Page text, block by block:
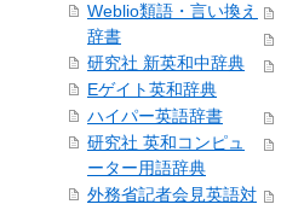
Weblio類語・言い換え
辞書
研究社 新英和中辞典
Eゲイト英和辞典
ハイパー英語辞書
研究社 英和コンピュ
ーター用語辞典
外務省記者会見英語対